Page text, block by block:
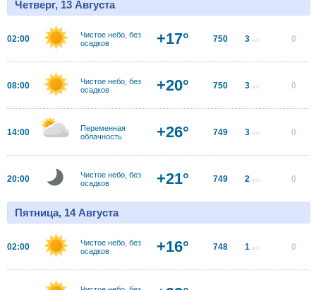
Четверг, 13 Августа
02:00
Чистое небо, без
осадков
+17° 750 3 м/с 0
08:00
Чистое небо, без
осадков
+20° 750 3 м/с 0
14:00
Переменная
облачность
+26° 749 3 м/с 0
20:00
Чистое небо, без
осадков
+21° 749 2 м/с 0
Пятница, 14 Августа
02:00
Чистое небо, без
осадков
+16° 748 1 м/с 0